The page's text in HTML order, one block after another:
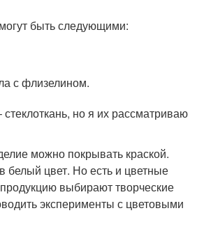
быть следующими:
с флизелином.
но я их рассматриваю
можно покрывать краской.
белый цвет. Но есть и цветные
выбирают творческие
эксперименты с цветовыми